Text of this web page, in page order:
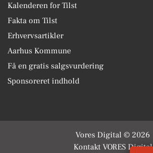
Kalenderen for Tilst
Fakta om Tilst
Erhvervsartikler
Aarhus Kommune
Få en gratis salgsvurdering
Sponsoreret indhold
Vores Digital © 2026
Kontakt VORES Digital